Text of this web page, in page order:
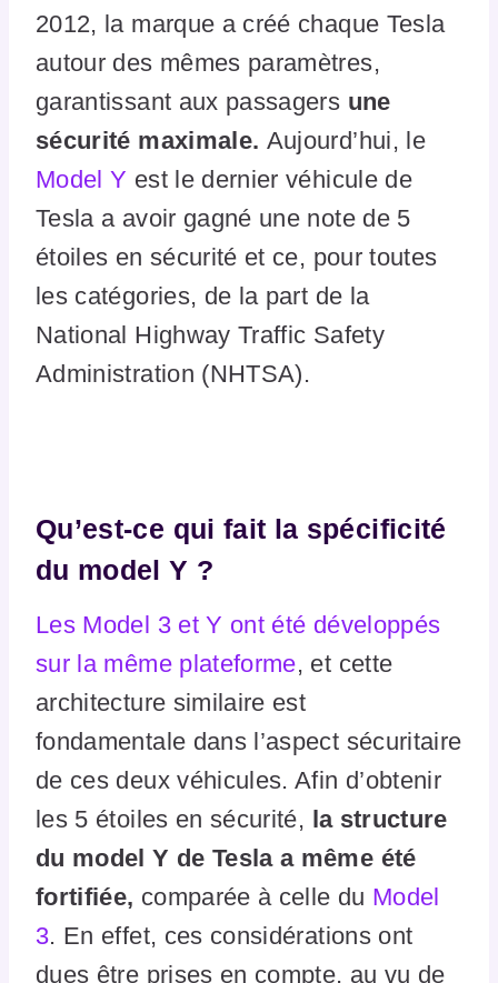
2012, la marque a créé chaque Tesla
autour des mêmes paramètres,
garantissant aux passagers une
sécurité maximale. Aujourd’hui, le
Model Y est le dernier véhicule de
Tesla a avoir gagné une note de 5
étoiles en sécurité et ce, pour toutes
les catégories, de la part de la
National Highway Traffic Safety
Administration (NHTSA).
Qu’est-ce qui fait la spécificité
du model Y ?
Les Model 3 et Y ont été développés
sur la même plateforme, et cette
architecture similaire est
fondamentale dans l’aspect sécuritaire
de ces deux véhicules. Afin d’obtenir
les 5 étoiles en sécurité, la structure
du model Y de Tesla a même été
fortifiée, comparée à celle du Model
3. En effet, ces considérations ont
dues être prises en compte, au vu de